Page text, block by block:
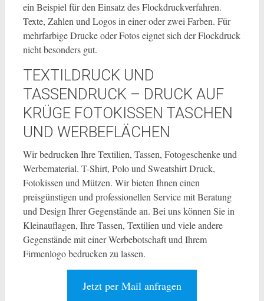
ein Beispiel für den Einsatz des Flockdruckverfahren.
Texte, Zahlen und Logos in einer oder zwei Farben. Für
mehrfarbige Drucke oder Fotos eignet sich der Flockdruck
nicht besonders gut.
TEXTILDRUCK UND
TASSENDRUCK – DRUCK AUF
KRÜGE FOTOKISSEN TASCHEN
UND WERBEFLÄCHEN
Wir bedrucken Ihre Textilien, Tassen, Fotogeschenke und
Werbematerial. T-Shirt, Polo und Sweatshirt Druck,
Fotokissen und Mützen. Wir bieten Ihnen einen
preisgünstigen und professionellen Service mit Beratung
und Design Ihrer Gegenstände an. Bei uns können Sie in
Kleinauflagen, Ihre Tassen, Textilien und viele andere
Gegenstände mit einer Werbebotschaft und Ihrem
Firmenlogo bedrucken zu lassen.
Jetzt per Mail anfragen